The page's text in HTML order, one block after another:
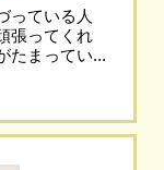
っている人
張ってくれ
たまってい...